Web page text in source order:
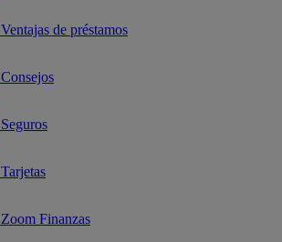
Ventajas de préstamos
Consejos
Seguros
Tarjetas
Zoom Finanzas